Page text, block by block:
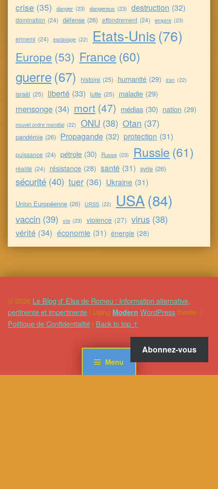
Menu
crise (35) danger (23) dangereux (23) destruction (32)
domination (24) défense (26) effondrement (24) empire (23)
ennemi (24) esclavage (22) Etats-Unis (76)
Europe (53) France (60)
guerre(67) histoire (25) humanité (29) iran (22)
israël (25) liberté (33) lutte (25) maladie (29)
mensonge (34) mort (47) médias (30) nation (29)
nouvel ordre mondial (22) ONU (38) Otan (37)
pandémie (26) Propagande (32) protection (31)
puissance (24) pétrole (30) Russe (23) Russie (61)
réalité (24) résistance (28) santé (31) syrie (26)
sécurité (40) tuer (36) Ukraine (31)
Union Européenne (26) URSS (22) USA(84)
vaccin (39) vie (23) violence (27) virus (38)
vérité (34) économie (31) énergie (28)
© 2026 Le Blog d' Elsa de Romeu : Information alternative,
pertinente et impertinente | Using Modern WordPresstheme. |
Politique de Confidentialité | Back to top ↑
Abonnez-vous